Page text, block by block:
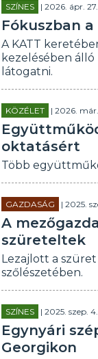
SZÍNES | 2026. ápr.
Fókuszban
A KATT
kezelésében
látogatni.
KÖZÉLET | 2026. már.
oktatásért
Több
GAZDASÁG | 2025.
A
szüreteltek
Lezajlott a
szőlészetében.
SZÍNES | 2025. szep.
Egynyári
Georgikon